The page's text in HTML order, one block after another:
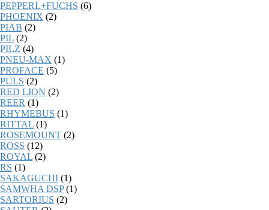
PEPPERL+FUCHS (6)
PHOENIX (2)
PIAB (2)
PIL (2)
PILZ (4)
PNEU-MAX (1)
PROFACE (5)
PULS (2)
RED LION (2)
REER (1)
RHYMEBUS (1)
RITTAL (1)
ROSEMOUNT (2)
ROSS (12)
ROYAL (2)
RS (1)
SAKAGUCHI (1)
SAMWHA DSP (1)
SARTORIUS (2)